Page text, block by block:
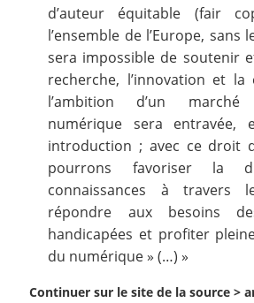
d’auteur équitable (fair
l’ensemble de l’Europe, sans
sera impossible de soutenir
recherche, l’innovation et la
l’ambition d’un
numérique sera entravée,
introduction ; avec ce droit
pourrons favoriser la
connaissances à travers
répondre aux besoins
handicapées et profiter
du numérique » (…) »
Continuer sur le site de la source >